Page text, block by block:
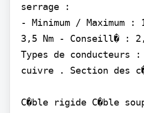
serrage :
- Minimum / Maximum :
3,5 Nm - Conseill� :
Types de conducteurs
cuivre . Section des
C�ble rigide C�ble